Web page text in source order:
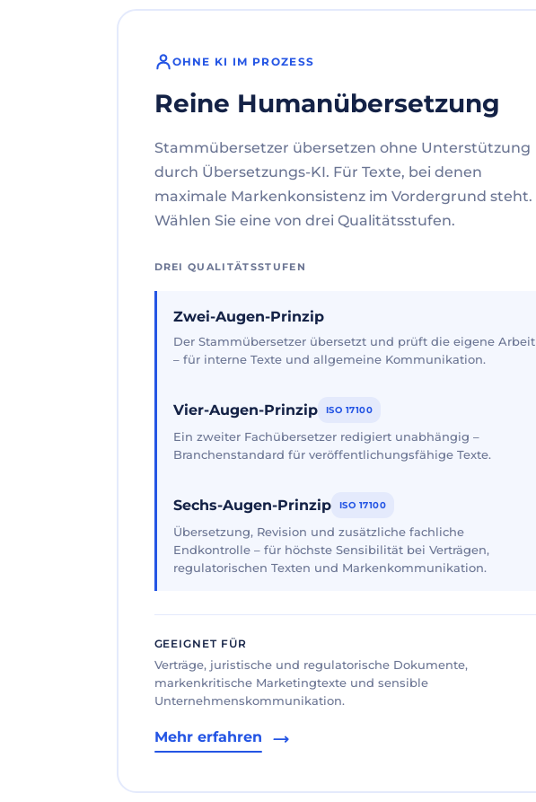
OHNE KI IM PROZESS
Reine Humanübersetzung
Stammübersetzer übersetzen ohne Unterstützung
durch Übersetzungs-KI. Für Texte, bei denen
maximale Markenkonsistenz im Vordergrund steht.
Wählen Sie eine von drei Qualitätsstufen.
DREI QUALITÄTSSTUFEN
Zwei-Augen-Prinzip
Der Stammübersetzer übersetzt und prüft die eigene Arbeit
– für interne Texte und allgemeine Kommunikation.
Vier-Augen-Prinzip ISO 17100
Ein zweiter Fachübersetzer redigiert unabhängig –
Branchenstandard für veröffentlichungsfähige Texte.
Sechs-Augen-Prinzip ISO 17100
Übersetzung, Revision und zusätzliche fachliche
Endkontrolle – für höchste Sensibilität bei Verträgen,
regulatorischen Texten und Markenkommunikation.
GEEIGNET FÜR
Verträge, juristische und regulatorische Dokumente,
markenkritische Marketingtexte und sensible
Unternehmenskommunikation.
Mehr erfahren